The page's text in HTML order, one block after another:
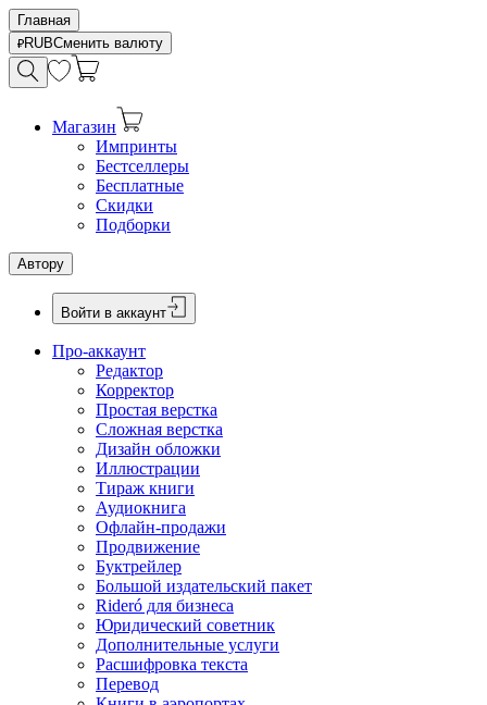
Главная
RUBСменить валюту
Магазин
Импринты
Бестселлеры
Бесплатные
Скидки
Подборки
Автору
Войти в аккаунт
Про-аккаунт
Редактор
Корректор
Простая верстка
Сложная верстка
Дизайн обложки
Иллюстрации
Тираж книги
Аудиокнига
Офлайн-продажи
Продвижение
Буктрейлер
Большой издательский пакет
Rideró для бизнеса
Юридический советник
Дополнительные услуги
Расшифровка текста
Перевод